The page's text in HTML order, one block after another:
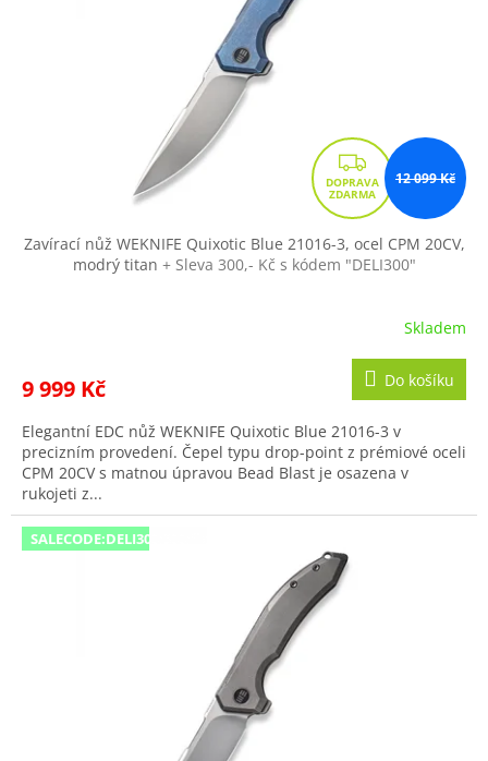
Z
D
A
R
M
12 099 Kč
Zavírací nůž WEKNIFE Quixotic Blue 21016-3, ocel CPM 20CV,
modrý titan + Sleva 300,- Kč s kódem "DELI300"
Skladem
9 999 Kč Do košíku
Elegantní EDC nůž WEKNIFE Quixotic Blue 21016-3 v
precizním provedení. Čepel typu drop-point z prémiové oceli
CPM 20CV s matnou úpravou Bead Blast je osazena v
rukojeti z...
SALECODE:DELI300:300:fix:CZK